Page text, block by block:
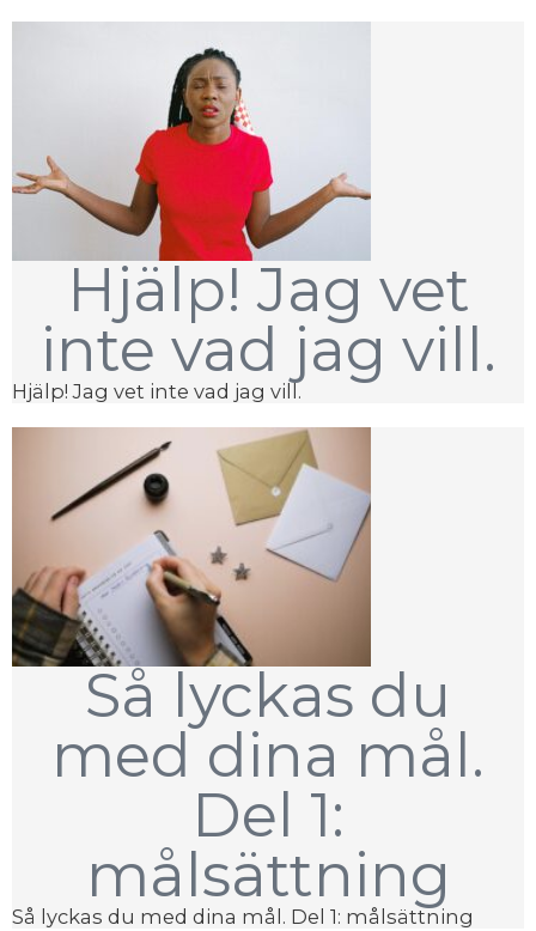
Hjälp! Jag vet
inte vad jag vill.
Hjälp! Jag vet inte vad jag vill.
Så lyckas du
med dina mål.
Del 1:
målsättning
Så lyckas du med dina mål. Del 1: målsättning